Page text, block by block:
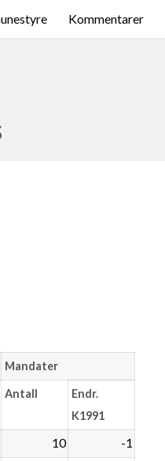
Kommentarer
Mandater
Antall
Endr.
K1991
10 -1